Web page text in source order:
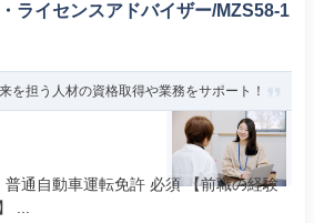
ライセンスアドバイザー/MZS58-1
を担う人材の資格取得や業務をサポート！
通自動車運転免許 必須 【前職の経験
...